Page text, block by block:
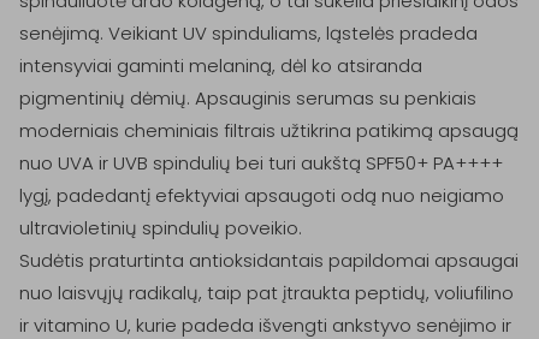
senėjimą. Veikiant UV spinduliams, ląstelės pradeda
intensyviai gaminti melaniną, dėl ko atsiranda
pigmentinių dėmių. Apsauginis serumas su penkiais
moderniais cheminiais filtrais užtikrina patikimą apsaugą
nuo UVA ir UVB spindulių bei turi aukštą SPF50+ PA++++
lygį, padedantį efektyviai apsaugoti odą nuo neigiamo
ultravioletinių spindulių poveikio.
Sudėtis praturtinta antioksidantais papildomai apsaugai
nuo laisvųjų radikalų, taip pat įtraukta peptidų, voliufilino
ir vitamino U, kurie padeda išvengti ankstyvo senėjimo ir